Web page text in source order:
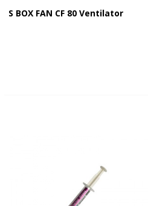
S BOX FAN CF 80 Ventilator